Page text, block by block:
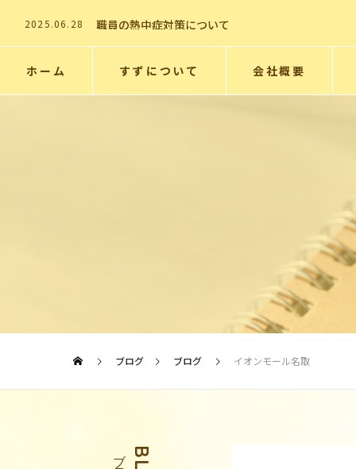
ホーム すずについて 会社概要
2025.06.28 熱中症対策について
2025.06.28 支援サービスの案内
事務所移転のお知らせ
ブログ ブログ イオンモール名取